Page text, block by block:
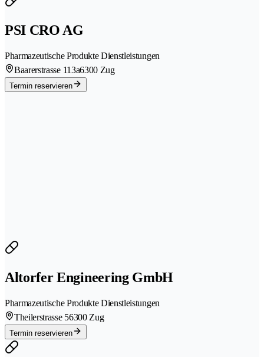
PSI CRO AG
Pharmazeutische Produkte Dienstleistungen
Baarerstrasse 113a6300 Zug
Termin reservieren
Altorfer Engineering GmbH
Pharmazeutische Produkte Dienstleistungen
Theilerstrasse 56300 Zug
Termin reservieren